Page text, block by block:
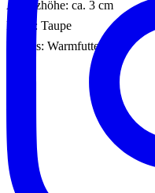
Absatzhöhe: ca. 3 cm
Farbe: Taupe
Details: Warmfutter